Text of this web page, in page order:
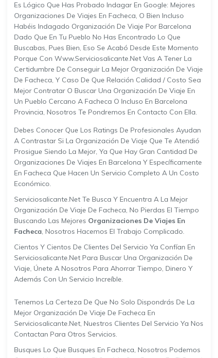
Es Lógico Que Has Probado Indagar En Google: Mejores
Organizaciones De Viajes En Facheca, O Bien Incluso
Habéis Indagado Organización De Viaje Por Barcelona
Dado Que En Tu Pueblo No Has Encontrado Lo Que
Buscabas, Pues Bien, Eso Se Acabó Desde Este Momento
Porque Con Www.serviciosalicante.net Vas A Tener La
Certidumbre De Conseguir La Mejor Organización De Viaje
De Facheca, Y Caso De Que Relación Calidad / Costo Sea
Mejor Contratar O Buscar Una Organización De Viaje En
Un Pueblo Cercano A Facheca O Incluso En Barcelona
Provincia, Nosotros Te Pondremos En Contacto Con Ella.
Debes Conocer Que Los Ratings De Profesionales Ayudan
A Contrastar Si La Organización De Viaje Que Te Atendió
Prosigue Siendo La Mejor, Ya Que Hay Gran Cantidad De
Organizaciones De Viajes En Barcelona Y Específicamente
En Facheca Que Hacen Un Servicio Completo A Un Costo
Económico.
Serviciosalicante.net Te Busca Y Encuentra A La Mejor
Organización De Viaje De Facheca, No Pierdas El Tiempo
Buscando Las Mejores Organizaciones De Viajes En
Facheca, Nosotros Hacemos El Trabajo Complicado.
Cientos Y Cientos De Clientes Del Servicio Ya Confían En
Serviciosalicante.net Para Buscar Una Organización De
Viaje, Únete A Nosotros Para Ahorrar Tiempo, Dinero Y
Además Con Un Servicio Increíble.
Tenemos La Certeza De Que No Solo Dispondrás De La
Mejor Organización De Viaje De Facheca En
Serviciosalicante.net, Nuestros Clientes Del Servicio Ya Nos
Contactan Para Otros Servicios.
Busques Lo Que Busques En Facheca, Nosotros Podemos